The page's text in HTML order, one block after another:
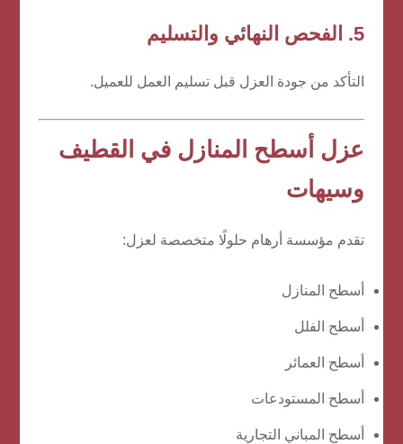
5. الفحص النهائي والتسليم
التأكد من جودة العزل قبل تسليم العمل للعميل.
عزل أسطح المنازل في القطيف
وسيهات
تقدم مؤسسة أرهام حلولًا متخصصة لعزل:
أسطح المنازل
أسطح الفلل
أسطح العمائر
أسطح المستودعات
أسطح المباني التجارية